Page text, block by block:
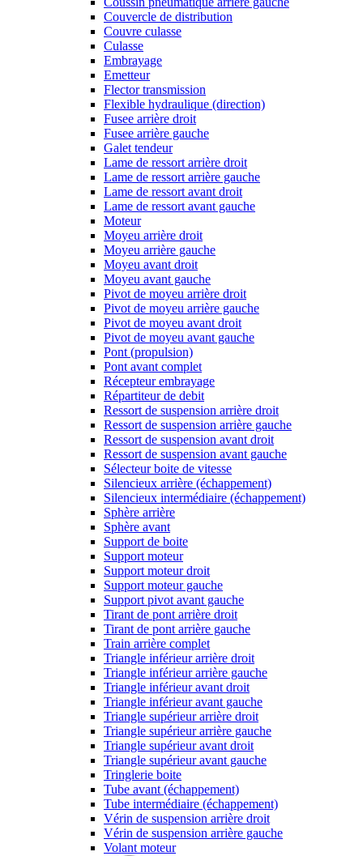
Couvercle de distribution
Couvre culasse
Culasse
Embrayage
Emetteur
Flector transmission
Flexible hydraulique (direction)
Fusee arrière droit
Fusee arrière gauche
Galet tendeur
Lame de ressort arrière droit
Lame de ressort arrière gauche
Lame de ressort avant droit
Lame de ressort avant gauche
Moteur
Moyeu arrière droit
Moyeu arrière gauche
Moyeu avant droit
Moyeu avant gauche
Pivot de moyeu arrière droit
Pivot de moyeu arrière gauche
Pivot de moyeu avant droit
Pivot de moyeu avant gauche
Pont (propulsion)
Pont avant complet
Récepteur embrayage
Répartiteur de debit
Ressort de suspension arrière droit
Ressort de suspension arrière gauche
Ressort de suspension avant droit
Ressort de suspension avant gauche
Sélecteur boite de vitesse
Silencieux arrière (échappement)
Silencieux intermédiaire (échappement)
Sphère arrière
Sphère avant
Support de boite
Support moteur
Support moteur droit
Support moteur gauche
Support pivot avant gauche
Tirant de pont arrière droit
Tirant de pont arrière gauche
Train arrière complet
Triangle inférieur arrière droit
Triangle inférieur arrière gauche
Triangle inférieur avant droit
Triangle inférieur avant gauche
Triangle supérieur arrière droit
Triangle supérieur arrière gauche
Triangle supérieur avant droit
Triangle supérieur avant gauche
Tringlerie boite
Tube avant (échappement)
Tube intermédiaire (échappement)
Vérin de suspension arrière droit
Vérin de suspension arrière gauche
Volant moteur